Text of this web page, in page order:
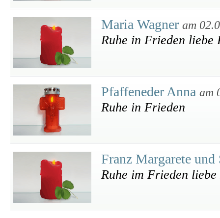
Maria Wagner am
Ruhe in Frieden liebe
Pfaffeneder Anna am
Ruhe in Frieden
Franz Margarete
Ruhe im Frieden